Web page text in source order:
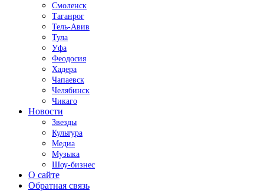
Смоленск
Таганрог
Тель-Авив
Тула
Уфа
Феодосия
Хадера
Чапаевск
Челябинск
Чикаго
Новости
Звезды
Культура
Медиа
Музыка
Шоу-бизнес
О сайте
Обратная связь